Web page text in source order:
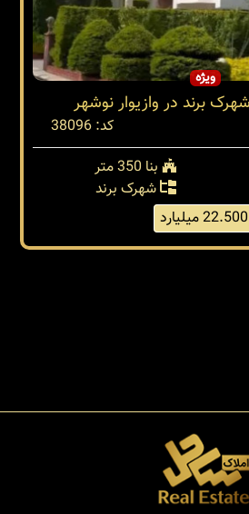
ویژه
برند در وازیوار نوشهر
کد: 38096
بنا 350 متر
شهرک برند
22.500 میلیارد